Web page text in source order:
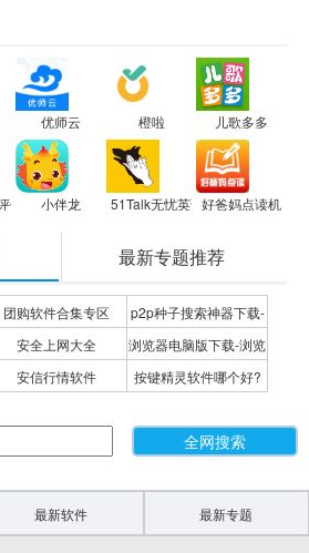
优师云 橙啦 儿歌多多
小伴龙 51Talk无忧英语好爸妈点读机
最新专题推荐
团购软件合集专区
p2p种子搜索神器下载-
P2P种子搜索神器专题
安全上网大全
浏览器电脑版下载-浏览
器下载合集
安信行情软件
按键精灵软件哪个好?
最新软件 最新专题